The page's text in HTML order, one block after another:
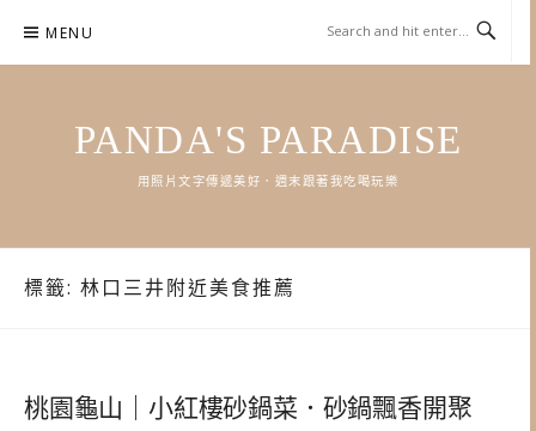
content
MENU
PANDA'S PARADISE
用照片文字傳遞美好．週末跟著我吃喝玩樂
標籤: 林口三井附近美食推薦
桃園龜山｜小紅樓砂鍋菜．砂鍋飄香開聚